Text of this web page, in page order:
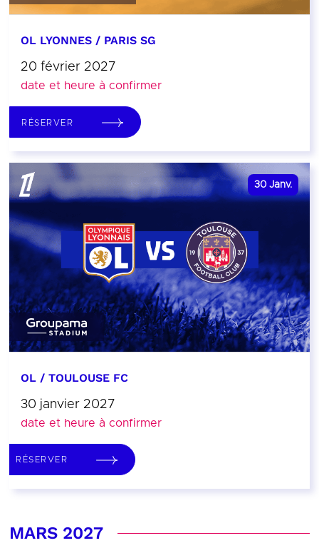
OL LYONNES / PARIS SG
20 février 2027
date et heure à confirmer
RÉSERVER
30 Janv.
OL / TOULOUSE FC
30 janvier 2027
date et heure à confirmer
RÉSERVER
MARS 2027